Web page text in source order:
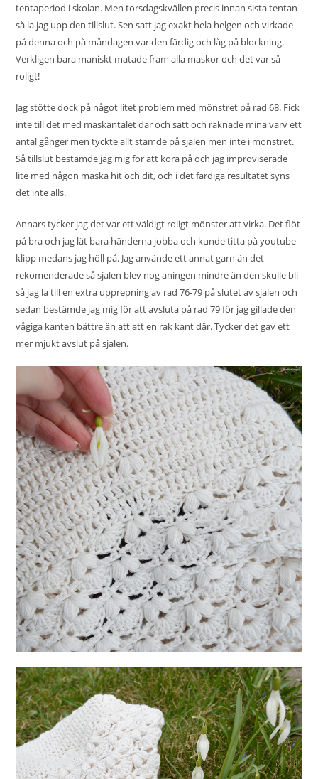
tentaperiod i skolan. Men torsdagskvällen precis innan sista tentan
så la jag upp den tillslut. Sen satt jag exakt hela helgen och virkade
på denna och på måndagen var den färdig och låg på blockning.
Verkligen bara maniskt matade fram alla maskor och det var så
roligt!
Jag stötte dock på något litet problem med mönstret på rad 68. Fick
inte till det med maskantalet där och satt och räknade mina varv ett
antal gånger men tyckte allt stämde på sjalen men inte i mönstret.
Så tillslut bestämde jag mig för att köra på och jag improviserade
lite med någon maska hit och dit, och i det färdiga resultatet syns
det inte alls.
Annars tycker jag det var ett väldigt roligt mönster att virka. Det flöt
på bra och jag lät bara händerna jobba och kunde titta på youtube-
klipp medans jag höll på. Jag använde ett annat garn än det
rekomenderade så sjalen blev nog aningen mindre än den skulle bli
så jag la till en extra upprepning av rad 76-79 på slutet av sjalen och
sedan bestämde jag mig för att avsluta på rad 79 för jag gillade den
vågiga kanten bättre än att att en rak kant där. Tycker det gav ett
mer mjukt avslut på sjalen.